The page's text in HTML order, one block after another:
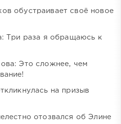
обустраивает своё новое
Три раза я обращаюсь к
Это сложнее, чем
на призыв
отозвался об Элине